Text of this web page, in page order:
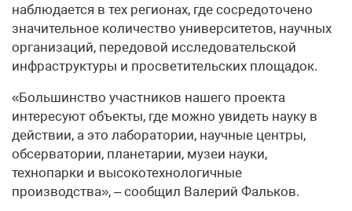
наблюдается в тех регионах, где сосредоточено
значительное количество университетов, научных
организаций, передовой исследовательской
инфраструктуры и просветительских площадок.
«Большинство участников нашего проекта
интересуют объекты, где можно увидеть науку в
действии, а это лаборатории, научные центры,
обсерватории, планетарии, музеи науки,
технопарки и высокотехнологичные
производства», – сообщил Валерий Фальков.